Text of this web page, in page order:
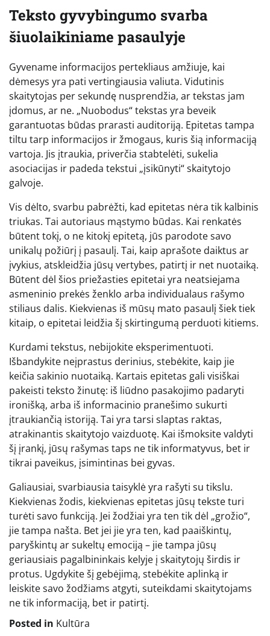
Teksto gyvybingumo svarba
šiuolaikiniame pasaulyje
Gyvename informacijos pertekliaus amžiuje, kai
dėmesys yra pati vertingiausia valiuta. Vidutinis
skaitytojas per sekundę nusprendžia, ar tekstas jam
įdomus, ar ne. „Nuobodus“ tekstas yra beveik
garantuotas būdas prarasti auditoriją. Epitetas tampa
tiltu tarp informacijos ir žmogaus, kuris šią informaciją
vartoja. Jis įtraukia, priverčia stabtelėti, sukelia
asociacijas ir padeda tekstui „įsikūnyti“ skaitytojo
galvoje.
Vis dėlto, svarbu pabrėžti, kad epitetas nėra tik kalbinis
triukas. Tai autoriaus mąstymo būdas. Kai renkatės
būtent tokį, o ne kitokį epitetą, jūs parodote savo
unikalų požiūrį į pasaulį. Tai, kaip aprašote daiktus ar
įvykius, atskleidžia jūsų vertybes, patirtį ir net nuotaiką.
Būtent dėl šios priežasties epitetai yra neatsiejama
asmeninio prekės ženklo arba individualaus rašymo
stiliaus dalis. Kiekvienas iš mūsų mato pasaulį šiek tiek
kitaip, o epitetai leidžia šį skirtingumą perduoti kitiems.
Kurdami tekstus, nebijokite eksperimentuoti.
Išbandykite neįprastus derinius, stebėkite, kaip jie
keičia sakinio nuotaiką. Kartais epitetas gali visiškai
pakeisti teksto žinutę: iš liūdno pasakojimo padaryti
ironišką, arba iš informacinio pranešimo sukurti
įtraukiančią istoriją. Tai yra tarsi slaptas raktas,
atrakinantis skaitytojo vaizduotę. Kai išmoksite valdyti
šį įrankį, jūsų rašymas taps ne tik informatyvus, bet ir
tikrai paveikus, įsimintinas bei gyvas.
Galiausiai, svarbiausia taisyklė yra rašyti su tikslu.
Kiekvienas žodis, kiekvienas epitetas jūsų tekste turi
turėti savo funkciją. Jei žodžiai yra ten tik dėl „grožio“,
jie tampa našta. Bet jei jie yra ten, kad paaiškintų,
paryškintų ar sukeltų emociją – jie tampa jūsų
geriausiais pagalbininkais kelyje į skaitytojų širdis ir
protus. Ugdykite šį gebėjimą, stebėkite aplinką ir
leiskite savo žodžiams atgyti, suteikdami skaitytojams
ne tik informaciją, bet ir patirtį.
Posted in Kultūra